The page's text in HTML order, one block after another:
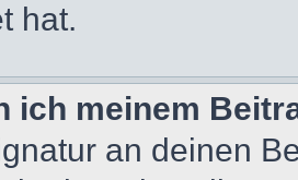
hat.
ich meinem
an deinen